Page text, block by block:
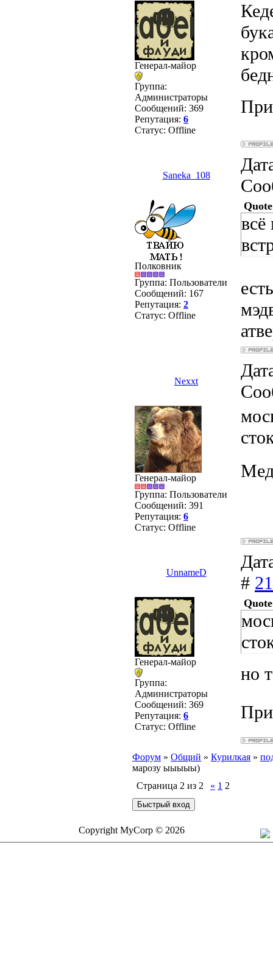
Генерал-майор
Группа:
Администраторы
Сообщений: 369
Репутация: 6
Статус: Offline
Saneka_108
Полковник
Группа: Пользователи
Сообщений: 167
Репутация: 2
Статус: Offline
Quote
всё
Nexxt
Генерал-майор
Группа: Пользователи
Сообщений: 391
Репутация: 6
Статус: Offline
UnnameD
# 21
Генерал-майор
Группа:
Администраторы
Сообщений: 369
Репутация: 6
Статус: Offline
Quote
но
Форум » Общий » Курилкая »
марозу ыыыыы)
Страница 2 из 2 « 1 2
Copyright MyCorp © 2026